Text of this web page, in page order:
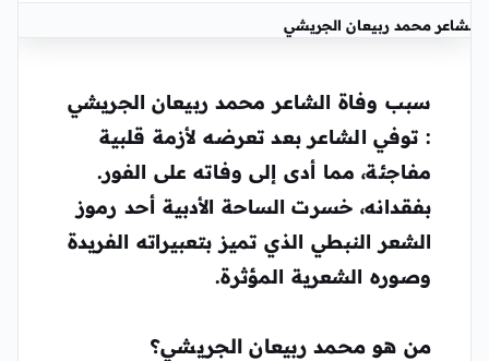
لشاعر محمد ربيعان الجريشي
سبب وفاة الشاعر محمد ربيعان الجريشي
: توفي الشاعر بعد تعرضه لأزمة قلبية
مفاجئة، مما أدى إلى وفاته على الفور.
بفقدانه، خسرت الساحة الأدبية أحد رموز
الشعر النبطي الذي تميز بتعبيراته الفريدة
وصوره الشعرية المؤثرة.
من هو محمد ربيعان الجريشي؟